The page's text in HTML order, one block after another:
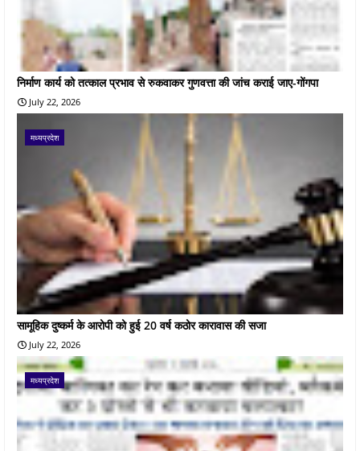
निर्माण कार्य को तत्काल प्रभाव से रुकवाकर गुणवत्ता की जांच कराई जाए-गोंगपा
July 22, 2026
मध्यप्रदेश
सामूहिक दुष्कर्म के आरोपी को हुई 20 वर्ष कठोर कारावास की सजा
July 22, 2026
मध्यप्रदेश